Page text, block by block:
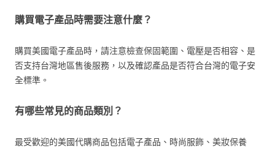
購買電子產品時需要注意什麼？
購買美國電子產品時，請注意檢查保固範圍、電壓是否相容、是
否支持台灣地區售後服務，以及確認產品是否符合台灣的電子安
全標準。
有哪些常見的商品類別？
最受歡迎的美國代購商品包括電子產品、時尚服飾、美妝保養